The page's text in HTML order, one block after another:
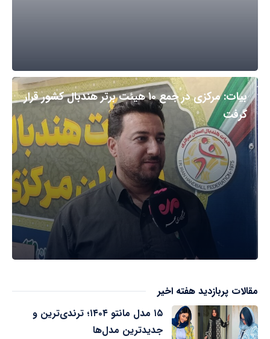
بیات: مرکزی در جمع ۱۰ هیئت برتر هندبال کشور قرار
گرفت
مقالات پربازدید هفته اخیر
۱۵ مدل مانتو ۱۴۰۴؛ ترندی‌ترین و
جدیدترین مدل‌ها